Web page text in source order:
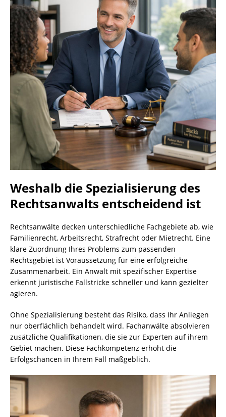
Weshalb die Spezialisierung des
Rechtsanwalts entscheidend ist
Rechtsanwälte decken unterschiedliche Fachgebiete ab, wie
Familienrecht, Arbeitsrecht, Strafrecht oder Mietrecht. Eine
klare Zuordnung Ihres Problems zum passenden
Rechtsgebiet ist Voraussetzung für eine erfolgreiche
Zusammenarbeit. Ein Anwalt mit spezifischer Expertise
erkennt juristische Fallstricke schneller und kann gezielter
agieren.
Ohne Spezialisierung besteht das Risiko, dass Ihr Anliegen
nur oberflächlich behandelt wird. Fachanwälte absolvieren
zusätzliche Qualifikationen, die sie zur Experten auf ihrem
Gebiet machen. Diese Fachkompetenz erhöht die
Erfolgschancen in Ihrem Fall maßgeblich.